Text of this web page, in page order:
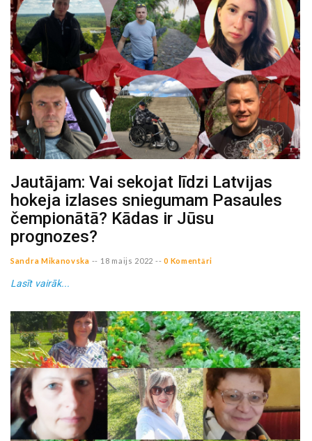
Jautājam: Vai sekojat līdzi Latvijas
hokeja izlases sniegumam Pasaules
čempionātā? Kādas ir Jūsu
prognozes?
Sandra Mikanovska -- 18 maijs 2022 -- 0 Komentāri
Lasīt vairāk...